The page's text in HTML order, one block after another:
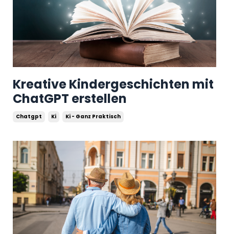
Kreative Kindergeschichten mit
ChatGPT erstellen
Chatgpt Ki Ki - Ganz Praktisch